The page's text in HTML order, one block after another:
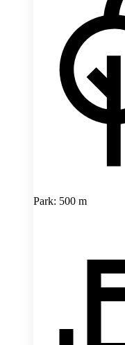
Park: 500 m